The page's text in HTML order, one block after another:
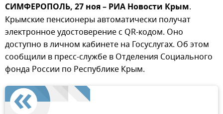
СИМФЕРОПОЛЬ, 27 ноя – РИА Новости Крым.
Крымские пенсионеры автоматически получат
электронное удостоверение с QR-кодом. Оно
доступно в личном кабинете на Госуслугах. Об этом
сообщили в пресс-службе в Отделения Социального
фонда России по Республике Крым.